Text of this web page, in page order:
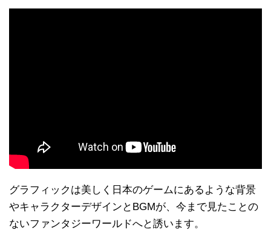
グラフィックは美しく日本のゲームにあるような背景
やキャラクターデザインとBGMが、今まで見たことの
ないファンタジーワールドへと誘います。